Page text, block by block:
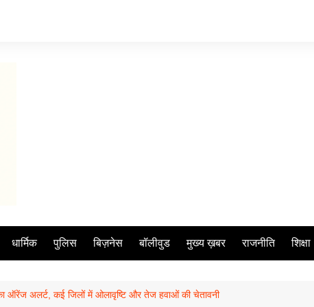
धार्मिक पुलिस बिज़नेस बॉलीवुड मुख्य ख़बर राजनीति शिक्षा
ऑरेंज अलर्ट, कई जिलों में ओलावृष्टि और तेज हवाओं की चेतावनी